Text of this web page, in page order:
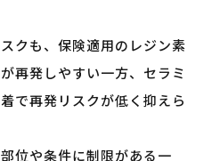
クも、保険適用のレジン素
再発しやすい一方、セラミ
で再発リスクが低く抑えら
位や条件に制限がある一